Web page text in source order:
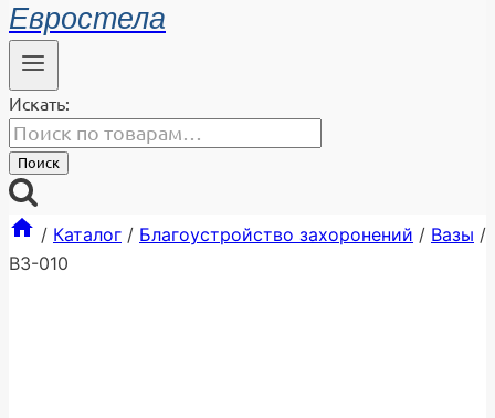
Евростела
Искать:
Поиск
/ Каталог / Благоустройство захоронений / Вазы /
ВЗ-010